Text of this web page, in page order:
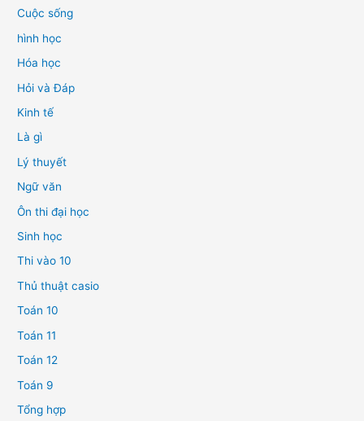
Cuộc sống
hình học
Hóa học
Hỏi và Đáp
Kinh tế
Là gì
Lý thuyết
Ngữ văn
Ôn thi đại học
Sinh học
Thi vào 10
Thủ thuật casio
Toán 10
Toán 11
Toán 12
Toán 9
Tổng hợp